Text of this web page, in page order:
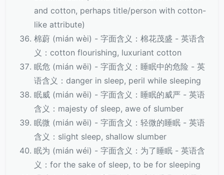
and cotton, perhaps title/person with cotton-
like attribute)
棉蔚 (mián wèi) - 字面含义：棉花茂盛 - 英语含
义：cotton flourishing, luxuriant cotton
眠危 (mián wēi) - 字面含义：睡眠中的危险 - 英
语含义：danger in sleep, peril while sleeping
眠威 (mián wēi) - 字面含义：睡眠的威严 - 英语
含义：majesty of sleep, awe of slumber
眠微 (mián wēi) - 字面含义：轻微的睡眠 - 英语
含义：slight sleep, shallow slumber
眠为 (mián wéi) - 字面含义：为了睡眠 - 英语含
义：for the sake of sleep, to be for sleeping